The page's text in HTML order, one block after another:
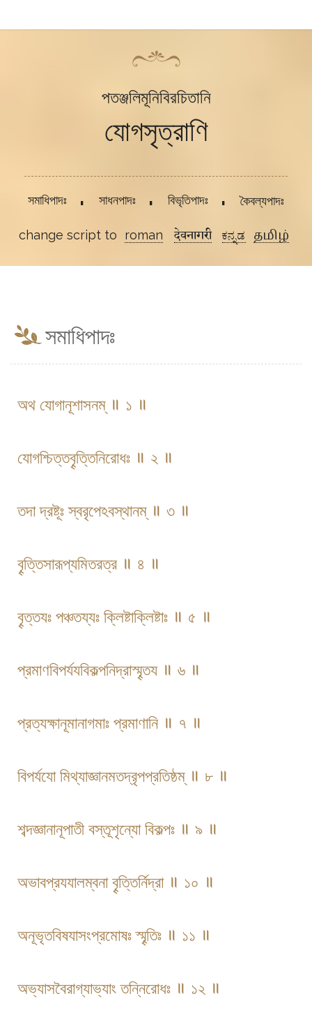
পতঞ্জলিমূনিবিরচিতানি
যোগসৃত্রাণি
সমাধিপাদঃ সাধনপাদঃ বিভৃতিপাদঃ কৈবল্যপাদঃ
change script to roman देवनागरी ಕನ್ನಡ தமிழ்
সমাধিপাদঃ
অথ যোগানূশাসনম্ ॥ ১ ॥
যোগশ্চিত্তবৄত্তিনিরোধঃ ॥ ২ ॥
তদা দ্রষ্টূঃ স্বরৃপেঽবস্থানম্ ॥ ৩ ॥
বৄত্তিসারূপ্যমিতরত্র ॥ ৪ ॥
বৄত্তযঃ পঞ্চতয্যঃ ক্লিষ্টাক্লিষ্টাঃ ॥ ৫ ॥
প্রমাণবিপর্যযবিকল্পনিদ্রাস্মৄতয ॥ ৬ ॥
প্রত্যক্ষানূমানাগমাঃ প্রমাণানি ॥ ৭ ॥
বিপর্যযো মিথ্যাজ্ঞানমতদ্রৃপপ্রতিষ্ঠম্ ॥ ৮ ॥
শব্দজ্ঞানানূপাতী বস্তূশৃন্যো বিকল্পঃ ॥ ৯ ॥
অভাবপ্রযযালম্বনা বৄত্তির্নিদ্রা ॥ ১০ ॥
অনূভৃতবিষযাসংপ্রমোষঃ স্মৄতিঃ ॥ ১১ ॥
অভ্যাসবৈরাগ্যাভ্যাং তন্নিরোধঃ ॥ ১২ ॥